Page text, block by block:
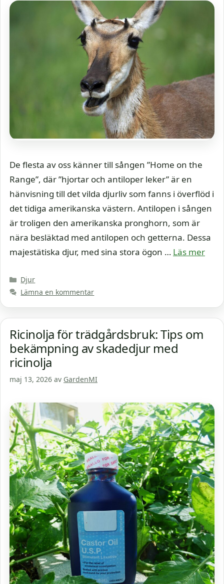
De flesta av oss känner till sången ”Home on the
Range”, där ”hjortar och antiloper leker” är en
hänvisning till det vilda djurliv som fanns i överflöd i
det tidiga amerikanska västern. Antilopen i sången
är troligen den amerikanska pronghorn, som är
nära besläktad med antilopen och getterna. Dessa
majestätiska djur, med sina stora ögon … Läs mer
Kategorier
Djur
Lämna en kommentar
Ricinolja för trädgårdsbruk: Tips om
bekämpning av skadedjur med
ricinolja
maj 13, 2026 av GardenMI